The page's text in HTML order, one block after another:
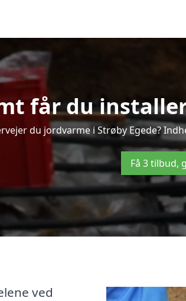
får du
du jordvarme i Strøby Egede?
Få 3 tilbud,
ved